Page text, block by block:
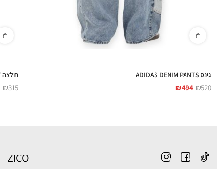
גינס ADIDAS DENIM PANTS
₪520
₪494
חולצה ADIDAS 3-STRIPES HOODY
₪315
ZICO